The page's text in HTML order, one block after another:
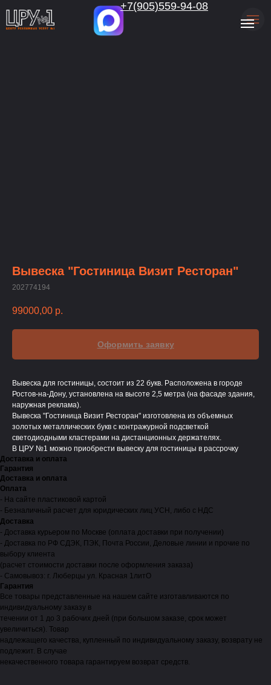
+7(905)559-94-08
Вывеска "Гостиница Визит Ресторан"
202774194
99000,00 р.
Оформить заявку
Вывеска для гостиницы, состоит из 22 букв. Расположена в городе
Ростов-на-Дону, установлена на высоте 2,5 метра (на фасаде здания,
наружная реклама).
Вывеска "Гостиница Визит Ресторан" изготовлена из объемных
золотых металлических букв с контражурной подсветкой
светодиодными кластерами на дистанционных держателях.
В ЦРУ №1 можно приобрести вывеску для гостиницы в рассрочку
Доставка и оплата
Гарантия
Доставка и оплата
Оплата
- На сайте пластиковой картой
- Безналичный расчет для юридических лиц УСН, либо с НДС
Доставка
- Доставка курьером по Москве (оплата доставки при получении)
- Доставка по РФ СДЭК, ПЭК, Почта России, Деловые линии и прочие по
выбору клиента
(расчет стоимости доставки после оформления заказа)
- Самовывоз: г. Люберцы ул. Красная 1литО
Гарантия
Все товары представленные на нашем сайте изготавливаются по
индивидуальному заказу в
течении от 1 до 3 рабочих дней (при большом заказе, срок может
увеличиться). Товар
надлежащего качества, купленный по индивидуальному заказу, возврату не
подлежит. В случае
некачественного товара гарантируем возврат средств.